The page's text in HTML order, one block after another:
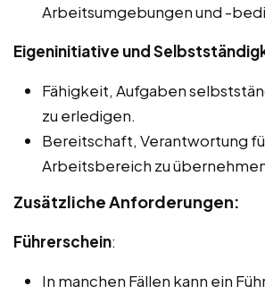
Arbeitsumgebungen und -
Eigeninitiative und
Fähigkeit, Aufgaben
zu erledigen.
Bereitschaft, Verantwortung
Arbeitsbereich zu
Zusätzliche Anforderungen:
Führerschein:
In manchen Fällen kann ein